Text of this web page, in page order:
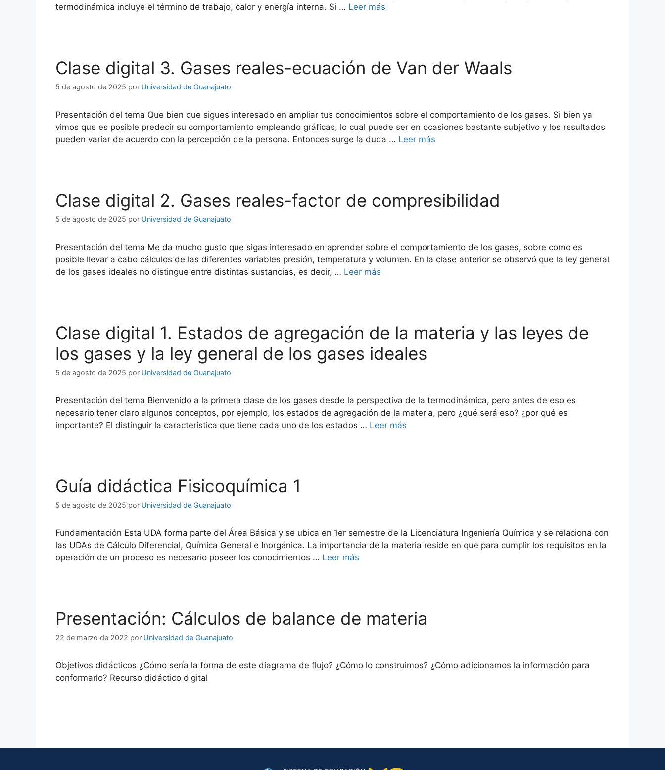
termodinámica incluye el término de trabajo, calor y energía interna. Si … Leer más
Clase digital 3. Gases reales-ecuación de Van der Waals
5 de agosto de 2025 por Universidad de Guanajuato
Presentación del tema Que bien que sigues interesado en ampliar tus conocimientos sobre el comportamiento de los gases. Si bien ya
vimos que es posible predecir su comportamiento empleando gráficas, lo cual puede ser en ocasiones bastante subjetivo y los resultados
pueden variar de acuerdo con la percepción de la persona. Entonces surge la duda … Leer más
Clase digital 2. Gases reales-factor de compresibilidad
5 de agosto de 2025 por Universidad de Guanajuato
Presentación del tema Me da mucho gusto que sigas interesado en aprender sobre el comportamiento de los gases, sobre como es
posible llevar a cabo cálculos de las diferentes variables presión, temperatura y volumen. En la clase anterior se observó que la ley general
de los gases ideales no distingue entre distintas sustancias, es decir, … Leer más
Clase digital 1. Estados de agregación de la materia y las leyes de
los gases y la ley general de los gases ideales
5 de agosto de 2025 por Universidad de Guanajuato
Presentación del tema Bienvenido a la primera clase de los gases desde la perspectiva de la termodinámica, pero antes de eso es
necesario tener claro algunos conceptos, por ejemplo, los estados de agregación de la materia, pero ¿qué será eso? ¿por qué es
importante? El distinguir la característica que tiene cada uno de los estados … Leer más
Guía didáctica Fisicoquímica 1
5 de agosto de 2025 por Universidad de Guanajuato
Fundamentación Esta UDA forma parte del Área Básica y se ubica en 1er semestre de la Licenciatura Ingeniería Química y se relaciona con
las UDAs de Cálculo Diferencial, Química General e Inorgánica. La importancia de la materia reside en que para cumplir los requisitos en la
operación de un proceso es necesario poseer los conocimientos … Leer más
Presentación: Cálculos de balance de materia
22 de marzo de 2022 por Universidad de Guanajuato
Objetivos didácticos ¿Cómo sería la forma de este diagrama de flujo? ¿Cómo lo construimos? ¿Cómo adicionamos la información para
conformarlo? Recurso didáctico digital